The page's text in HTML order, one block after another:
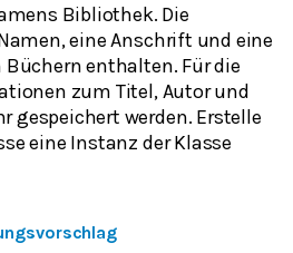
Bibliothek. Die
eine Anschrift und eine
enthalten. Für die
zum Titel, Autor und
gespeichert werden. Erstelle
eine Instanz der Klasse